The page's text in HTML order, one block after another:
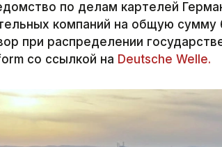
по делам картелей
компаний на общую сумму
при распределении
со ссылкой на Deutsche Welle.